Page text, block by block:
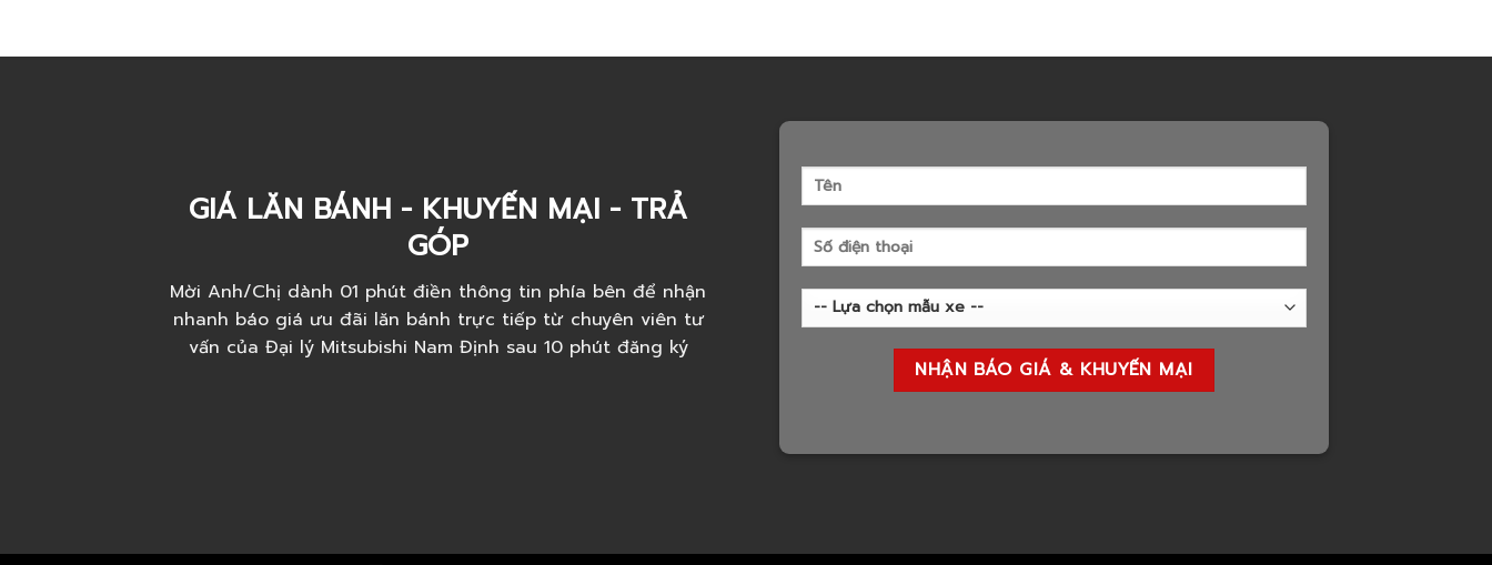
GIÁ LĂN BÁNH - KHUYẾN MẠI - TRẢ
GÓP
Mời Anh/Chị dành 01 phút điền thông tin phía bên để nhận
nhanh báo giá ưu đãi lăn bánh trực tiếp từ chuyên viên tư
vấn của Đại lý Mitsubishi Nam Định sau 10 phút đăng ký